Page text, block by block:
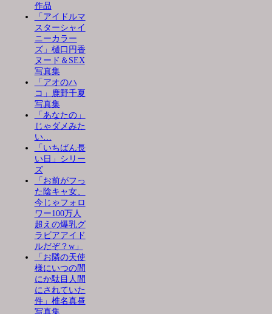
作品
「アイドルマ
スターシャイ
ニーカラー
ズ」樋口円香
ヌード＆SEX
写真集
「アオのハ
コ」鹿野千夏
写真集
「あなたの」
じゃダメみた
い…
「いちばん長
い日」シリー
ズ
「お前がフっ
た陰キャ女、
今じゃフォロ
ワー100万人
超えの爆乳グ
ラビアアイド
ルだぞ？w」
「お隣の天使
様にいつの間
にか駄目人間
にされていた
件」椎名真昼
写真集